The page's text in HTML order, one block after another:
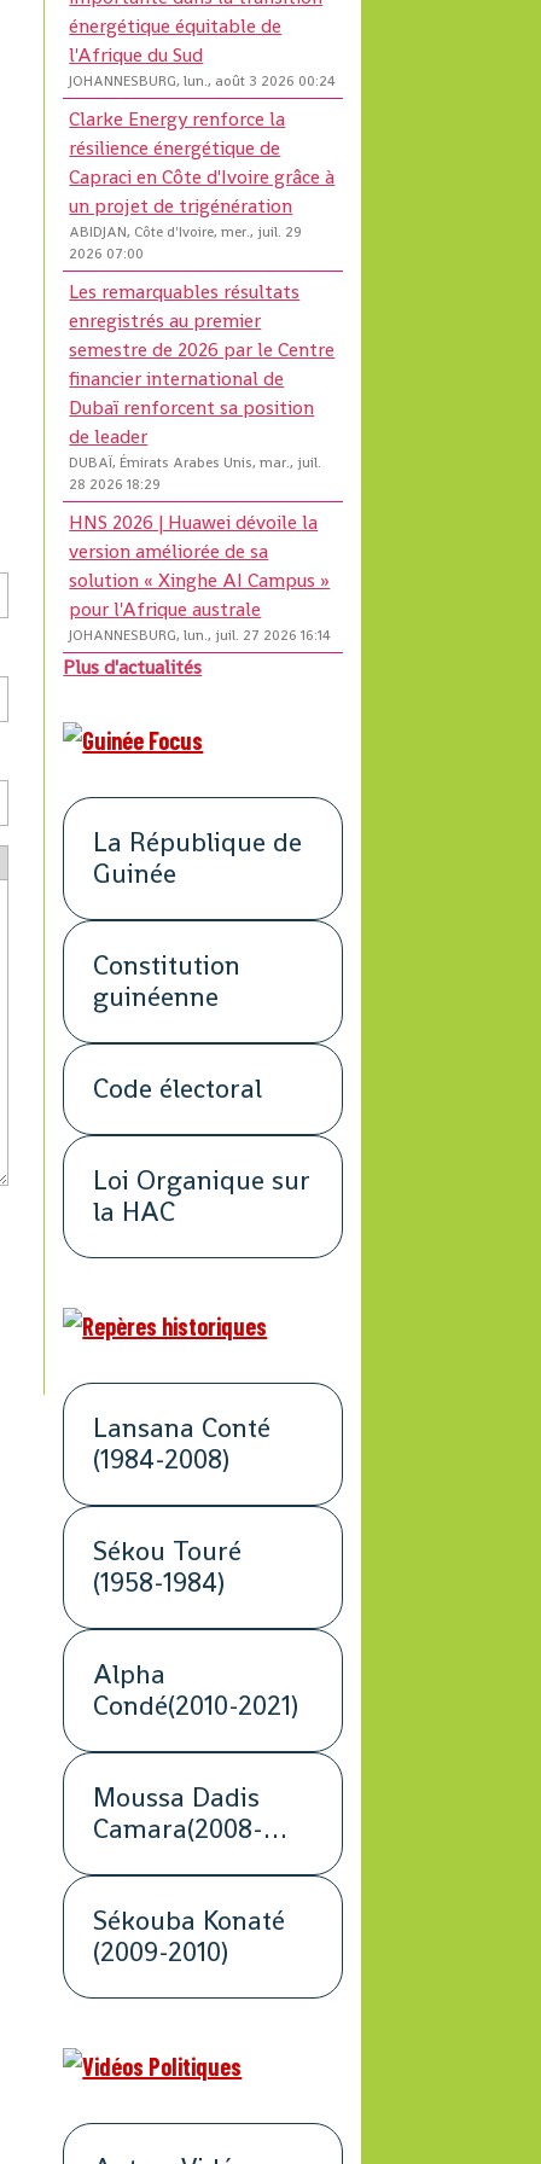
énergétique équitable de
l'Afrique du Sud
JOHANNESBURG, lun., août 3 2026 00:24
Clarke Energy renforce la
résilience énergétique de
Capraci en Côte d'Ivoire grâce à
un projet de trigénération
ABIDJAN, Côte d'Ivoire, mer., juil. 29
2026 07:00
Les remarquables résultats
enregistrés au premier
semestre de 2026 par le Centre
financier international de
Dubaï renforcent sa position
de leader
DUBAÏ, Émirats Arabes Unis, mar., juil.
28 2026 18:29
HNS 2026 | Huawei dévoile la
version améliorée de sa
solution « Xinghe AI Campus »
pour l'Afrique australe
JOHANNESBURG, lun., juil. 27 2026 16:14
Plus d'actualités
La République de
Guinée
Constitution
guinéenne
Code électoral
Loi Organique sur
la HAC
Lansana Conté
(1984-2008)
Sékou Touré
(1958-1984)
Alpha
Condé(2010-2021)
Moussa Dadis
Camara(2008-
Sékouba Konaté
(2009-2010)